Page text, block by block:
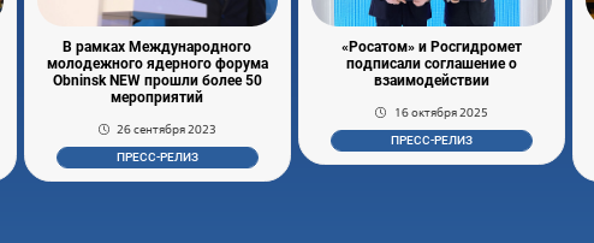
В рамках Международного
молодежного ядерного форума
Obninsk NEW прошли более 50
мероприятий
26 сентября 2023
ПРЕСС-РЕЛИЗ
«Росатом» и Росгидромет
подписали соглашение о
взаимодействии
16 октября 2025
ПРЕСС-РЕЛИЗ